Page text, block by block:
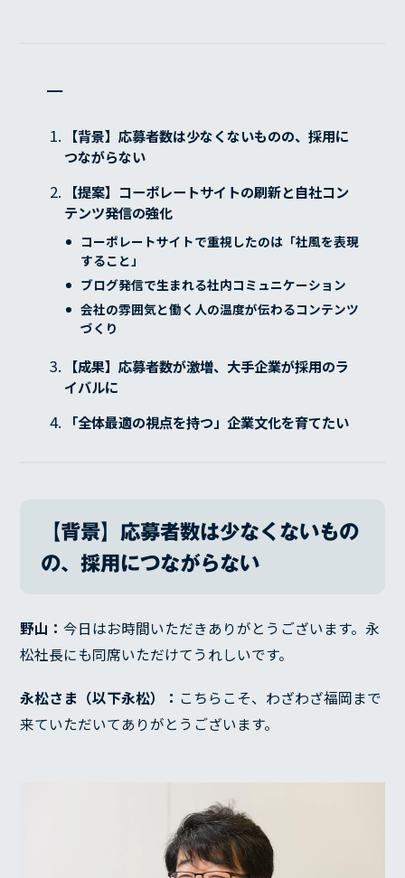
ー
【背景】応募者数は少なくないものの、採用に
つながらない
【提案】コーポレートサイトの刷新と自社コン
テンツ発信の強化
コーポレートサイトで重視したのは「社風を表現
すること」
ブログ発信で生まれる社内コミュニケーション
会社の雰囲気と働く人の温度が伝わるコンテンツ
づくり
【成果】応募者数が激増、大手企業が採用のラ
イバルに
「全体最適の視点を持つ」企業文化を育てたい
【背景】応募者数は少なくないもの
の、採用につながらない
野山：今日はお時間いただきありがとうございます。永
松社長にも同席いただけてうれしいです。
永松さま（以下永松）： こちらこそ、わざわざ福岡まで
来ていただいてありがとうございます。